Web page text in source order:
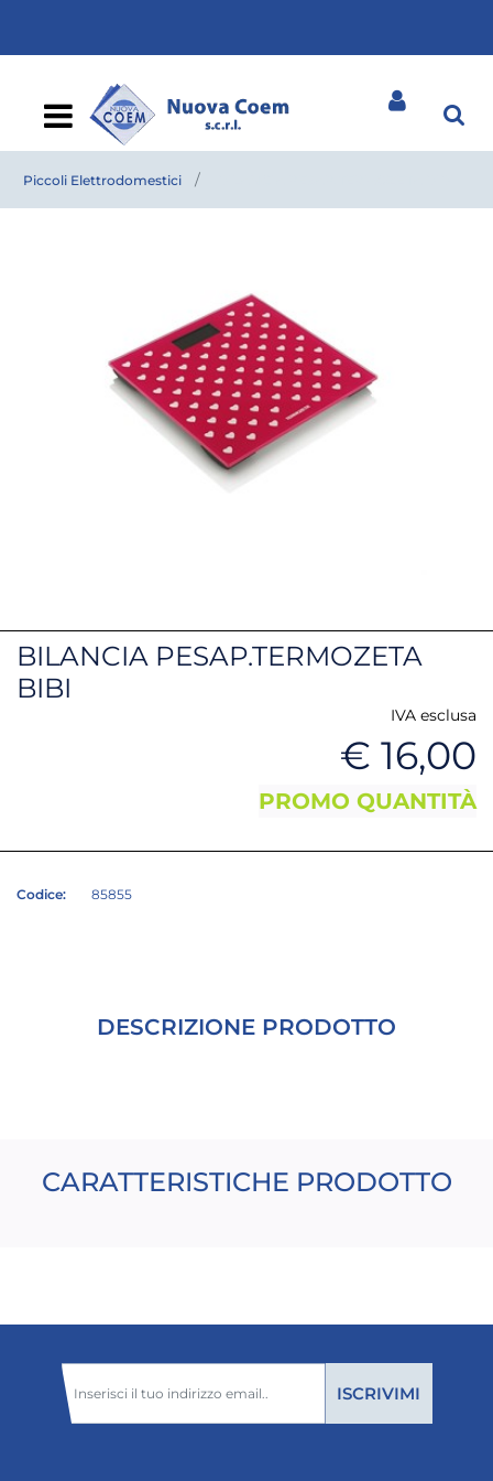
Open
Piccoli Elettrodomestici
BILANCIA PESAP.TERMOZETA
BIBI
IVA esclusa
€ 16,00
PROMO QUANTITÀ
Codice: 85855
DESCRIZIONE PRODOTTO
CARATTERISTICHE PRODOTTO